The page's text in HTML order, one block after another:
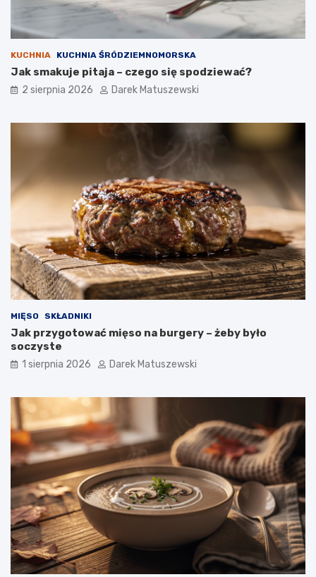
KUCHNIA KUCHNIA ŚRÓDZIEMNOMORSKA
Jak smakuje pitaja – czego się spodziewać?
2 sierpnia 2026 Darek Matuszewski
MIĘSO SKŁADNIKI
Jak przygotować mięso na burgery – żeby było
soczyste
1 sierpnia 2026 Darek Matuszewski